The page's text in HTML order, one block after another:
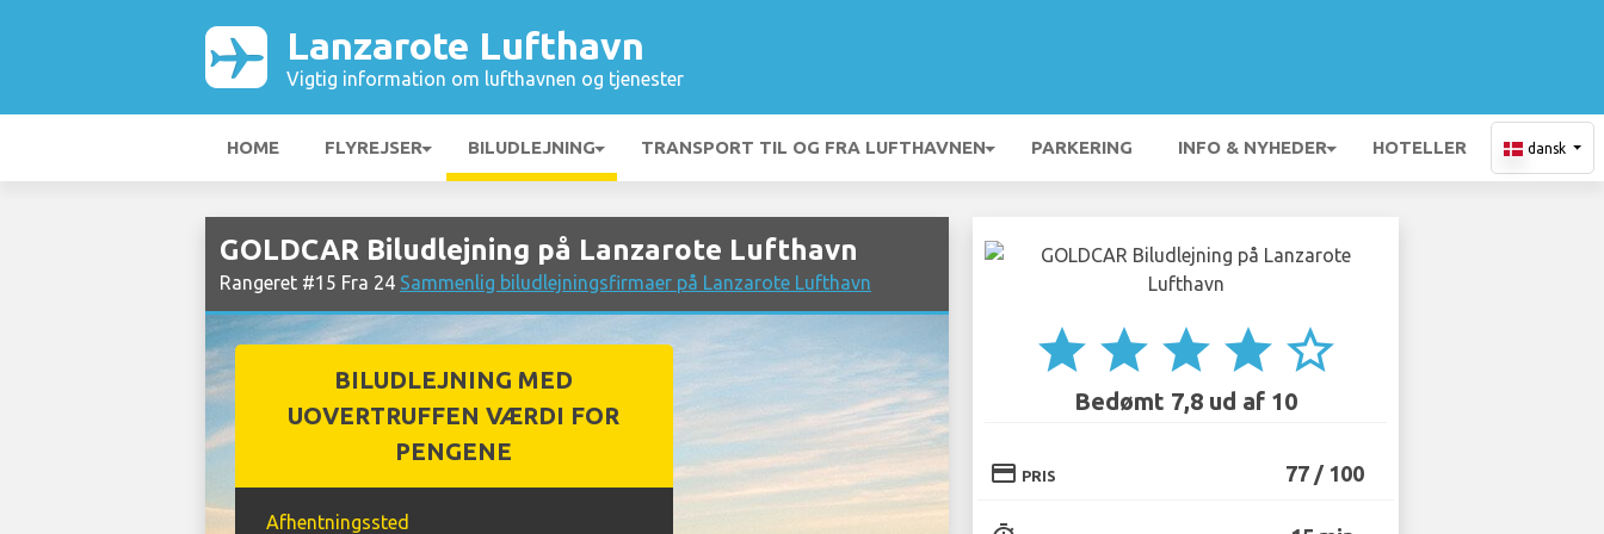
Lanzarote Lufthavn
Vigtig information om lufthavnen og tjenester
HOME FLYREJSER BILUDLEJNING TRANSPORT TIL OG FRA LUFTHAVNEN PARKERING INFO & NYHEDER HOTELLER dansk
GOLDCAR Biludlejning på Lanzarote Lufthavn
Rangeret #15 Fra 24 Sammenlig biludlejningsfirmaer på Lanzarote Lufthavn
BILUDLEJNING MED
UOVERTRUFFEN VÆRDI FOR
PENGENE
Afhentningssted
star star star star star_border
Bedømt 7,8 ud af 10
credit_card PRIS 77 / 100